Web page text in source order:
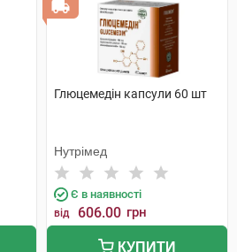
Глюцемедін капсули 60 шт
Нутрімед
Є в наявності
від 606.00 грн
КУПИТИ